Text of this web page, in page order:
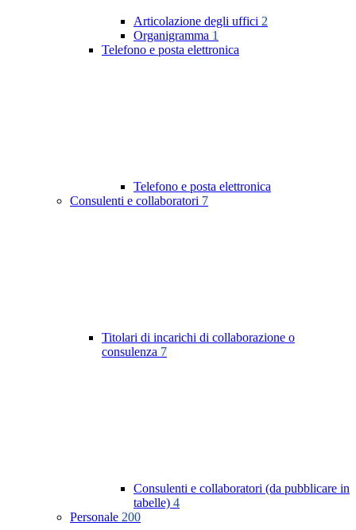
Articolazione degli uffici 2
Organigramma 1
Telefono e posta elettronica
Telefono e posta elettronica
Consulenti e collaboratori 7
Titolari di incarichi di collaborazione o
consulenza 7
Consulenti e collaboratori (da pubblicare in
tabelle) 4
Personale 200